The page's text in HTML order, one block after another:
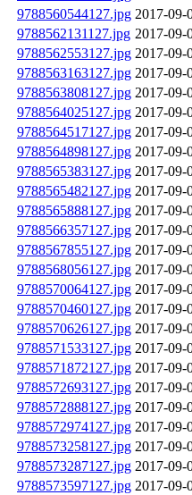
9788560544127.jpg 2017-09-
9788562131127.jpg 2017-09-
9788562553127.jpg 2017-09-
9788563163127.jpg 2017-09-
9788563808127.jpg 2017-09-
9788564025127.jpg 2017-09-
9788564517127.jpg 2017-09-
9788564898127.jpg 2017-09-
9788565383127.jpg 2017-09-
9788565482127.jpg 2017-09-
9788565888127.jpg 2017-09-
9788566357127.jpg 2017-09-
9788567855127.jpg 2017-09-
9788568056127.jpg 2017-09-
9788570064127.jpg 2017-09-
9788570460127.jpg 2017-09-
9788570626127.jpg 2017-09-
9788571533127.jpg 2017-09-
9788571872127.jpg 2017-09-
9788572693127.jpg 2017-09-
9788572888127.jpg 2017-09-
9788572974127.jpg 2017-09-
9788573258127.jpg 2017-09-
9788573287127.jpg 2017-09-
9788573597127.jpg 2017-09-